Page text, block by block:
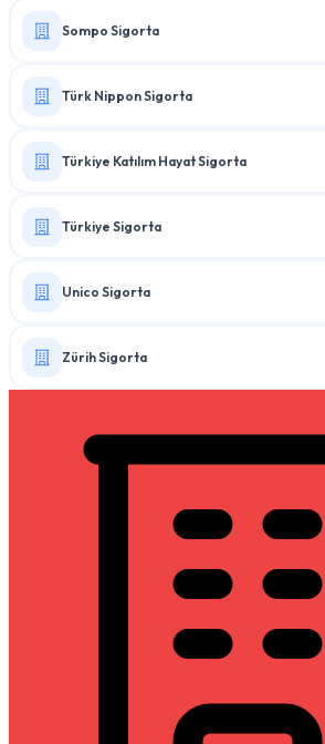
Sompo Sigorta
Türk Nippon Sigorta
Türkiye Katılım Hayat Sigorta
Türkiye Sigorta
Unico Sigorta
Zürih Sigorta